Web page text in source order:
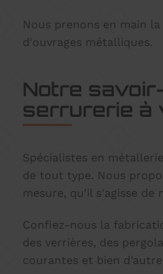
Nous prenons en main
d'ouvrages métalliques.
Notre
serrurerie à
Spécialistes en
de tout type. Nous
mesure, qu'il s'agisse de
Confiez-nous la
des verrières, des
courantes et bien